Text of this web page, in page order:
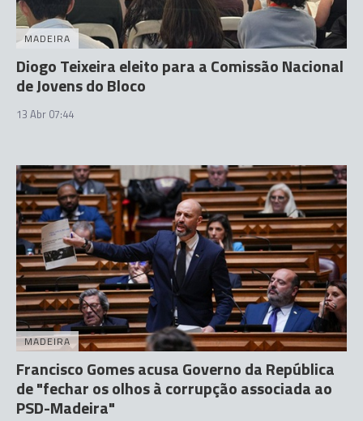
MADEIRA
Diogo Teixeira eleito para a Comissão Nacional
de Jovens do Bloco
13 Abr 07:44
MADEIRA
Francisco Gomes acusa Governo da República
de "fechar os olhos à corrupção associada ao
PSD-Madeira"